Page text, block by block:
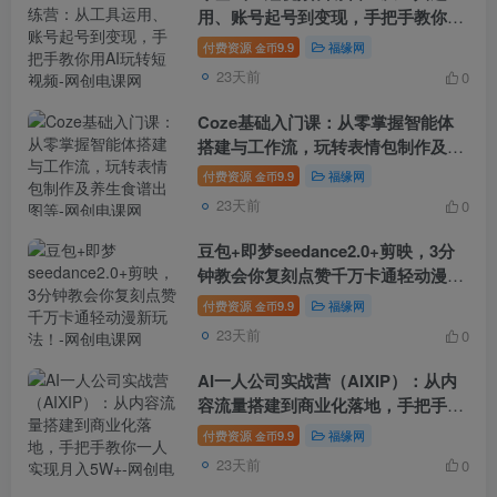
用、账号起号到变现，手把手教你用
AI玩转短视频
付费资源 金币9.9 福缘网
23天前 0
Coze基础入门课：从零掌握智能体
搭建与工作流，玩转表情包制作及养
生食谱出图等
付费资源 金币9.9 福缘网
23天前 0
豆包+即梦seedance2.0+剪映，3分
钟教会你复刻点赞千万卡通轻动漫新
玩法！
付费资源 金币9.9 福缘网
23天前 0
AI一人公司实战营（AIXIP）：从内
容流量搭建到商业化落地，手把手教
你一人实现月入5W+
付费资源 金币9.9 福缘网
23天前 0